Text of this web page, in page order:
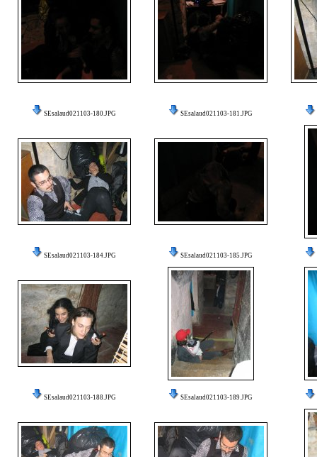
SEsalaud021103-180.JPG SEsalaud021103-181.JPG
SEsalaud021103-184.JPG SEsalaud021103-185.JPG
SEsalaud021103-188.JPG SEsalaud021103-189.JPG